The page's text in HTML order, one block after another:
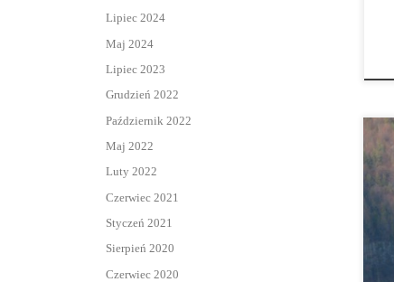
Lipiec 2024
Maj 2024
Lipiec 2023
Grudzień 2022
Październik 2022
Maj 2022
Luty 2022
Czerwiec 2021
Styczeń 2021
Sierpień 2020
Czerwiec 2020